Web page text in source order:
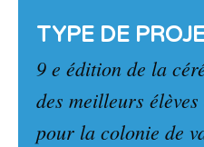
TYPE DE
9 e édition de la
des meilleurs
pour la colonie de